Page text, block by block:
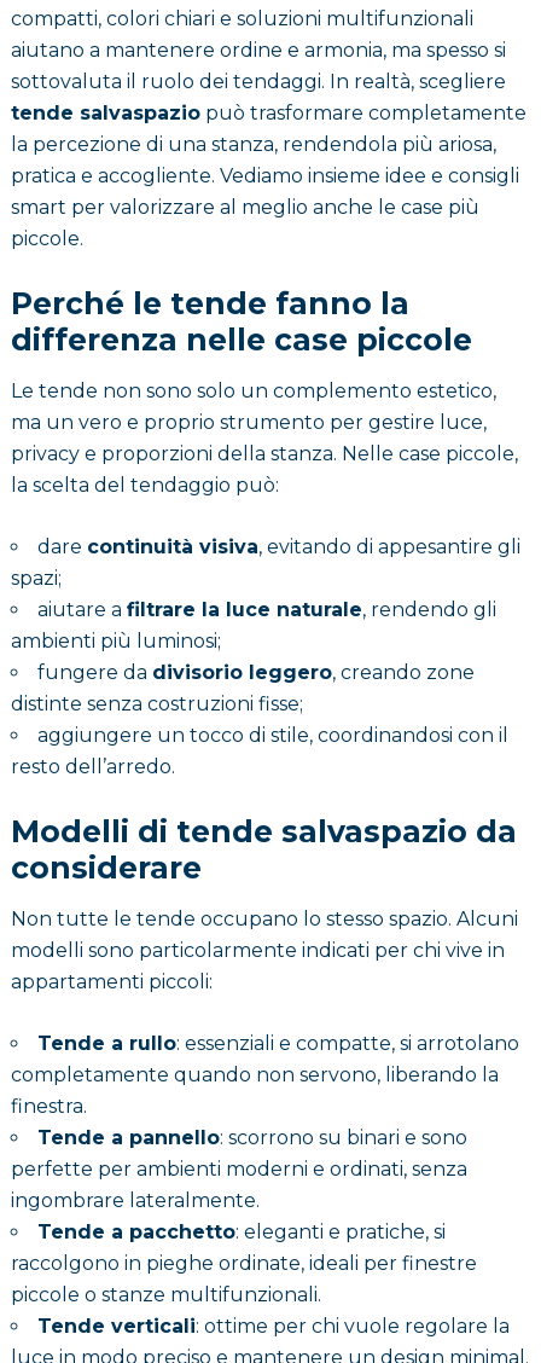
compatti, colori chiari e soluzioni multifunzionali
aiutano a mantenere ordine e armonia, ma spesso si
sottovaluta il ruolo dei tendaggi. In realtà, scegliere
tende salvaspaziopuò trasformare completamente
la percezione di una stanza, rendendola più ariosa,
pratica e accogliente. Vediamo insieme idee e consigli
smart per valorizzare al meglio anche le case più
piccole.
Perché le tende fanno la
differenza nelle case piccole
Le tende non sono solo un complemento estetico,
ma un vero e proprio strumento per gestire luce,
privacy e proporzioni della stanza. Nelle case piccole,
la scelta del tendaggio può:
dare continuità visiva, evitando di appesantire gli
spazi;
aiutare a filtrare la luce naturale, rendendo gli
ambienti più luminosi;
fungere da divisorio leggero, creando zone
distinte senza costruzioni fisse;
aggiungere un tocco di stile, coordinandosi con il
resto dell’arredo.
Modelli di tende salvaspazio da
considerare
Non tutte le tende occupano lo stesso spazio. Alcuni
modelli sono particolarmente indicati per chi vive in
appartamenti piccoli:
Tende a rullo: essenziali e compatte, si arrotolano
completamente quando non servono, liberando la
finestra.
Tende a pannello: scorrono su binari e sono
perfette per ambienti moderni e ordinati, senza
ingombrare lateralmente.
Tende a pacchetto: eleganti e pratiche, si
raccolgono in pieghe ordinate, ideali per finestre
piccole o stanze multifunzionali.
Tende verticali: ottime per chi vuole regolare la
luce in modo preciso e mantenere un design minimal.